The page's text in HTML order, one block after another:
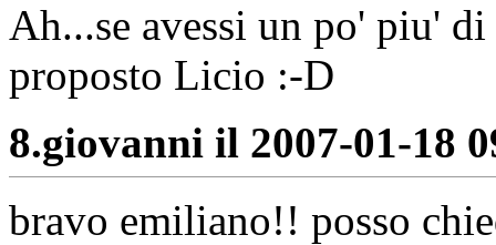
Ah...se avessi un po' piu'
proposto Licio :-D
8.giovanni il 2007-01-18
bravo emiliano!! posso